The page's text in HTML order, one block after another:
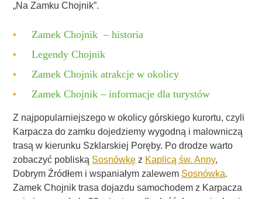
„Na Zamku Chojnik”.
Zamek Chojnik – historia
Legendy Chojnik
Zamek Chojnik atrakcje w okolicy
Zamek Chojnik – informacje dla turystów
Z najpopularniejszego w okolicy górskiego kurortu, czyli
Karpacza do zamku dojedziemy wygodną i malowniczą
trasą w kierunku Szklarskiej Poręby. Po drodze warto
zobaczyć pobliską Sosnówkę z Kaplicą św. Anny,
Dobrym Źródłem i wspaniałym zalewem Sosnówka.
Zamek Chojnik trasa dojazdu samochodem z Karpacza